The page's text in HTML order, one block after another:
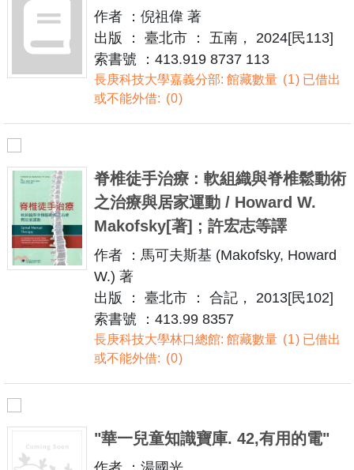
作者 ：倪祖偉 著
出版 ： 臺北市 ： 五南， 2024[民113]
索書號 ：413.919 8737 113
長庚科技大學嘉義分部: 館藏數量 1 已借出
或不能外借:
0
脊椎徒手治療 : 軟組織與脊椎鬆動術
之治療與居家運動 / Howard W.
Makofsky[著] ; 許宏志等譯
作者 ：馬可夫斯基 (Makofsky, Howard
W.) 著
出版 ： 臺北市 ： 合記， 2013[民102]
索書號 ：413.99 8357
長庚科技大學林口總館: 館藏數量 1 已借出
或不能外借:
0
"華一兒童知識寶庫. 42,有用的電"